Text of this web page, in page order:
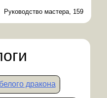
Руководство мастера, 159
дракона